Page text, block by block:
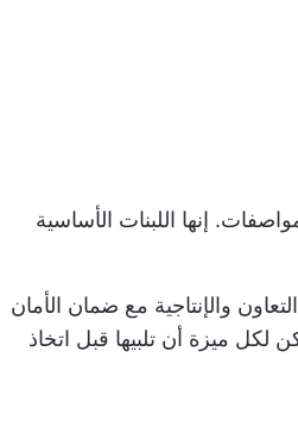
إنها اللبنات الأساسية
والإنتاجية مع ضمان الأمان
ميزة أن تلبيها قبل اتخاذ